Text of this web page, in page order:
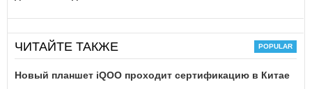
ЧИТАЙТЕ ТАКЖЕ
Новый планшет iQOO проходит сертификацию в Китае